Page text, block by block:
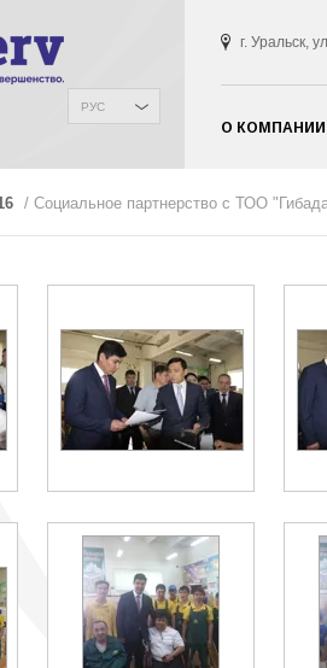
РУС
г. Уральск,
О КОМПАНИИ
/ Социальное партнерство с ТОО